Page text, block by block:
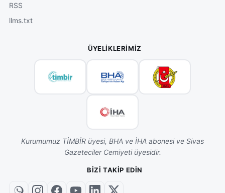
RSS
llms.txt
ÜYELIKLERIMIZ
Kurumumuz TİMBİR üyesi, BHA ve İHA abonesi ve Sivas
Gazeteciler Cemiyeti üyesidir.
BIZI TAKIP EDIN